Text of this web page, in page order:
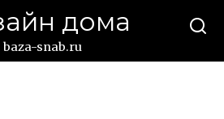
дома
baza-snab.ru